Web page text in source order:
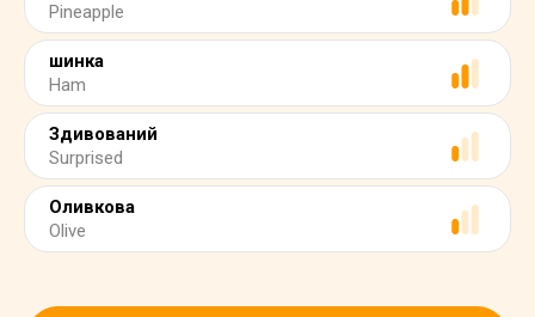
Pineapple
шинка
Ham
Здивований
Surprised
Оливкова
Olive